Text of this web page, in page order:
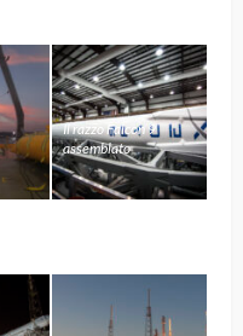
Il razzo Falcon 9
assemblato